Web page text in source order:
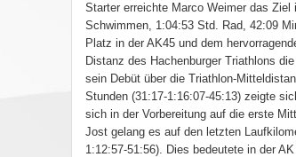
Starter erreichte Marco Weimer das
Schwimmen, 1:04:53 Std. Rad, 42:09
Platz in der AK45 und dem
Distanz des Hachenburger Triathlons
sein Debüt über die Triathlon-
Stunden (31:17-1:16:07-45:13) zeigte
sich in der Vorbereitung auf die erste
Jost gelang es auf den letzten
1:12:57-51:56). Dies bedeutete in der